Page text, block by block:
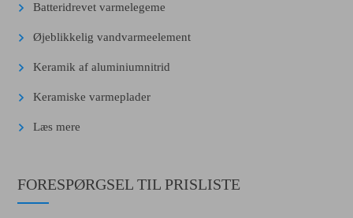
Batteridrevet varmelegeme
Øjeblikkelig vandvarmeelement
Keramik af aluminiumnitrid
Keramiske varmeplader
Læs mere
FORESPØRGSEL TIL PRISLISTE